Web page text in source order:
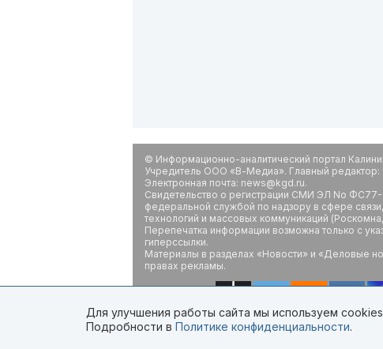
© Информационно-аналитический портал
Учредитель ООО «В-Медиа». Главный редактор:
Электронная почта: news@kgd.ru.
Свидетельство о регистрации СМИ ЭЛ No ФС77-
федеральной службой по надзору в сфере
технологий и массовых коммуникаций
Перепечатка информации возможна только с
гиперссылки.
Материалы в разделах «Новости» и «Деловые
правах рекламы.
Для улучшения работы сайта мы используем
Подробности в Политике конфиденциальности.